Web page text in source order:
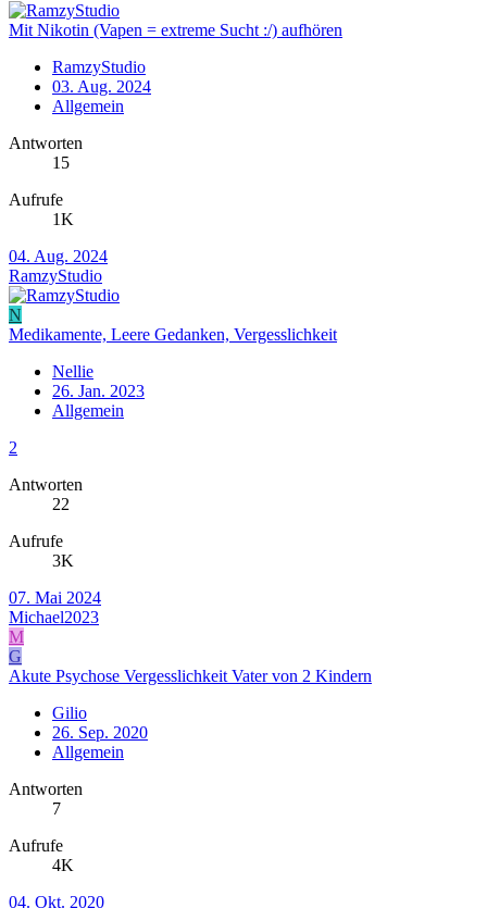
Mit Nikotin (Vapen = extreme Sucht :/) aufhören
RamzyStudio
03. Aug. 2024
Allgemein
Antworten
15
Aufrufe
1K
04. Aug. 2024
RamzyStudio
N
Medikamente, Leere Gedanken, Vergesslichkeit
Nellie
26. Jan. 2023
Allgemein
2
Antworten
22
Aufrufe
3K
07. Mai 2024
Michael2023
M
G
Akute Psychose Vergesslichkeit Vater von 2 Kindern
Gilio
26. Sep. 2020
Allgemein
Antworten
7
Aufrufe
4K
04. Okt. 2020